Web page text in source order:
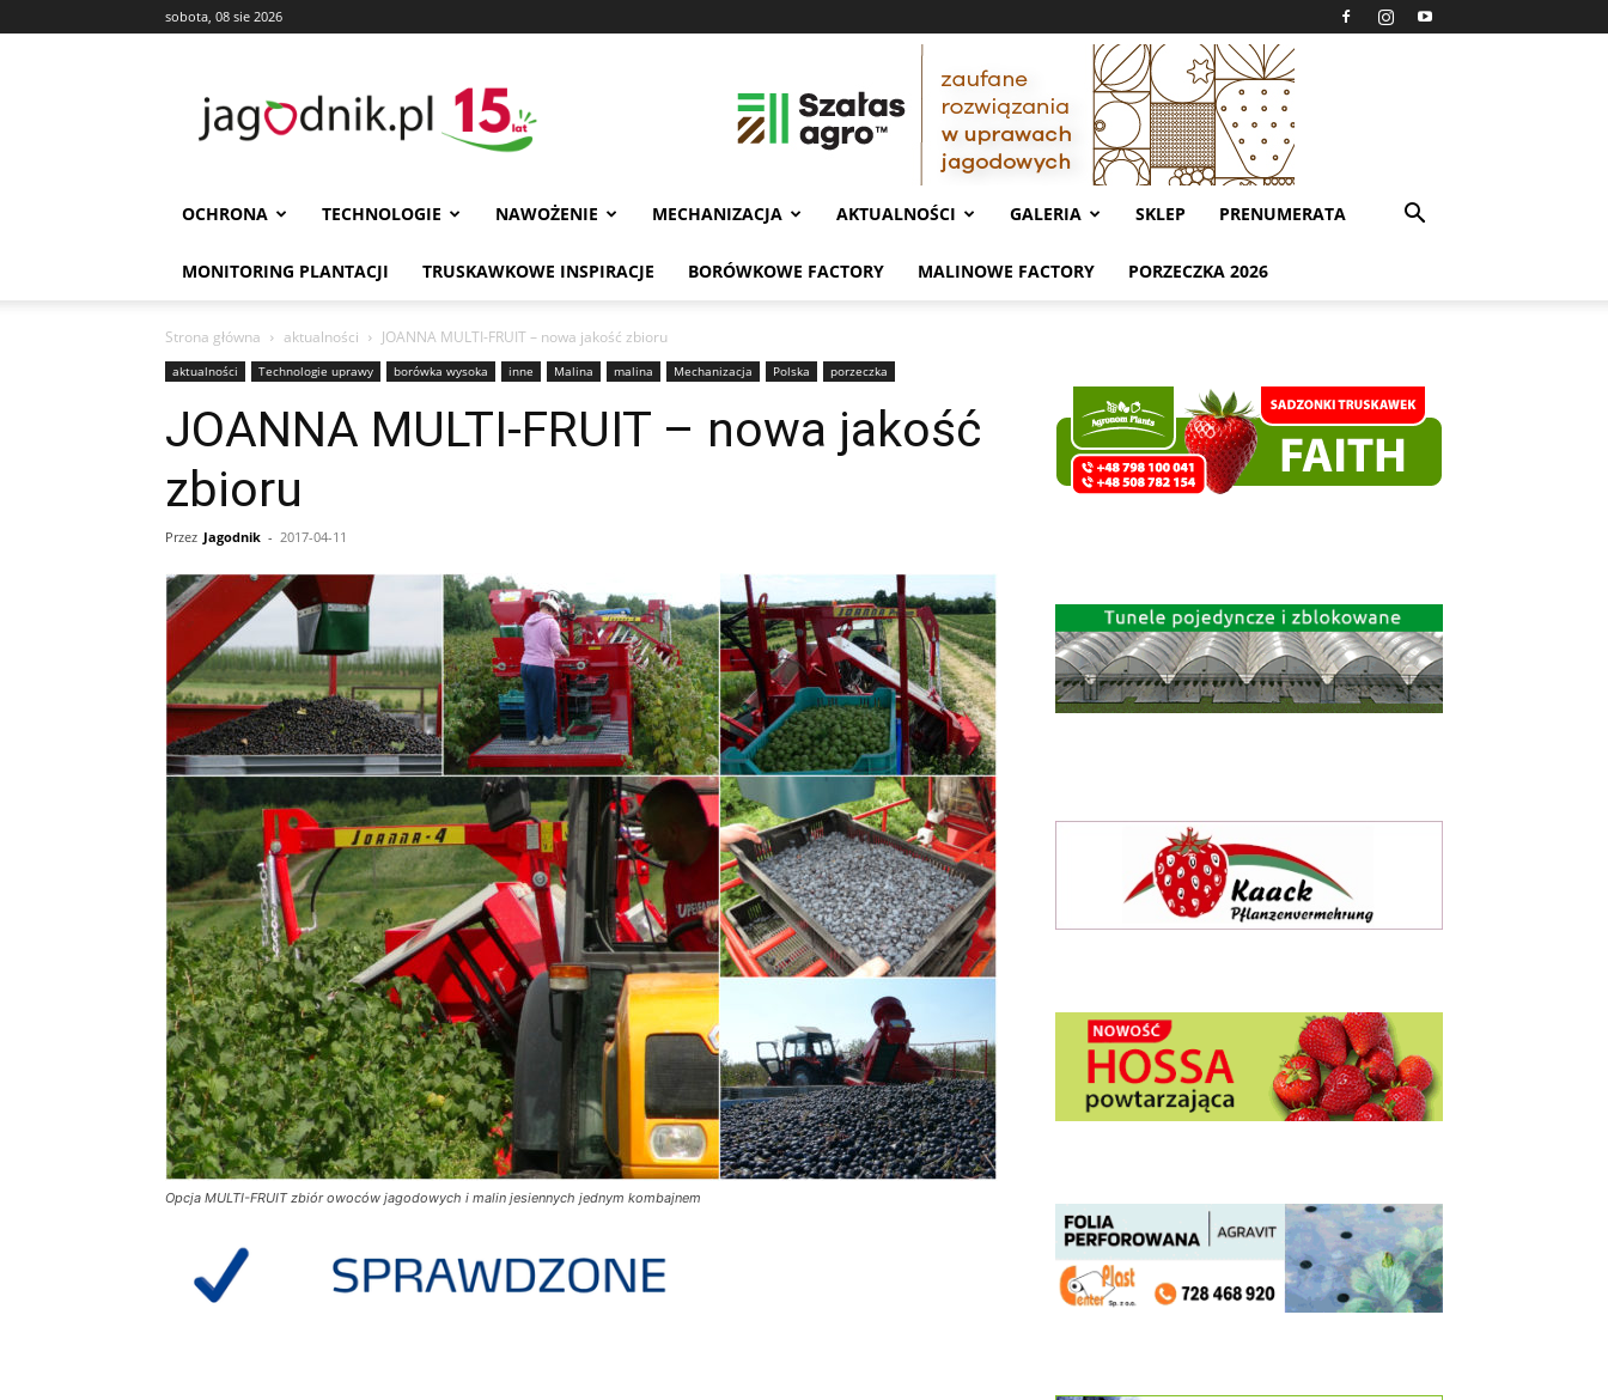
sobota, 08 sie 2026
OCHRONA TECHNOLOGIE NAWOŻENIE MECHANIZACJA AKTUALNOŚCI GALERIA SKLEP PRENUMERATA
MONITORING PLANTACJI TRUSKAWKOWE INSPIRACJE BORÓWKOWE FACTORY MALINOWE FACTORY PORZECZKA 2026
Strona główna aktualności JOANNA MULTI-FRUIT – nowa jakość zbioru
aktualności Technologie uprawy borówka wysoka inne Malina malina Mechanizacja Polska porzeczka
JOANNA MULTI-FRUIT – nowa jakość
zbioru
Przez Jagodnik - 2017-04-11
Opcja MULTI-FRUIT zbiór owoców jagodowych i malin jesiennych jednym kombajnem